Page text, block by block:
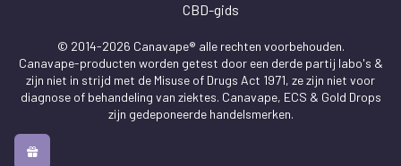
CBD-gids
© 2014-2026 Canavape® alle rechten voorbehouden.
Canavape-producten worden getest door een derde partij labo's &
zijn niet in strijd met de Misuse of Drugs Act 1971, ze zijn niet voor
diagnose of behandeling van ziektes. Canavape, ECS & Gold Drops
zijn gedeponeerde handelsmerken.